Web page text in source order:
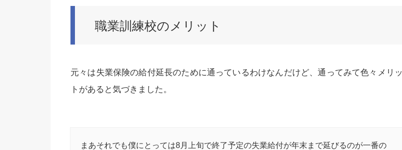
職業訓練校のメリット
元々は失業保険の給付延長のために通っているわけなんだけど、通ってみて色々メリッ
トがあると気づきました。
まあそれでも僕にとっては8月上旬で終了予定の失業給付が年末まで延びるのが一番の